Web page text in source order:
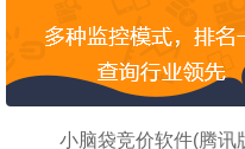
小脑袋竞价软件(腾讯